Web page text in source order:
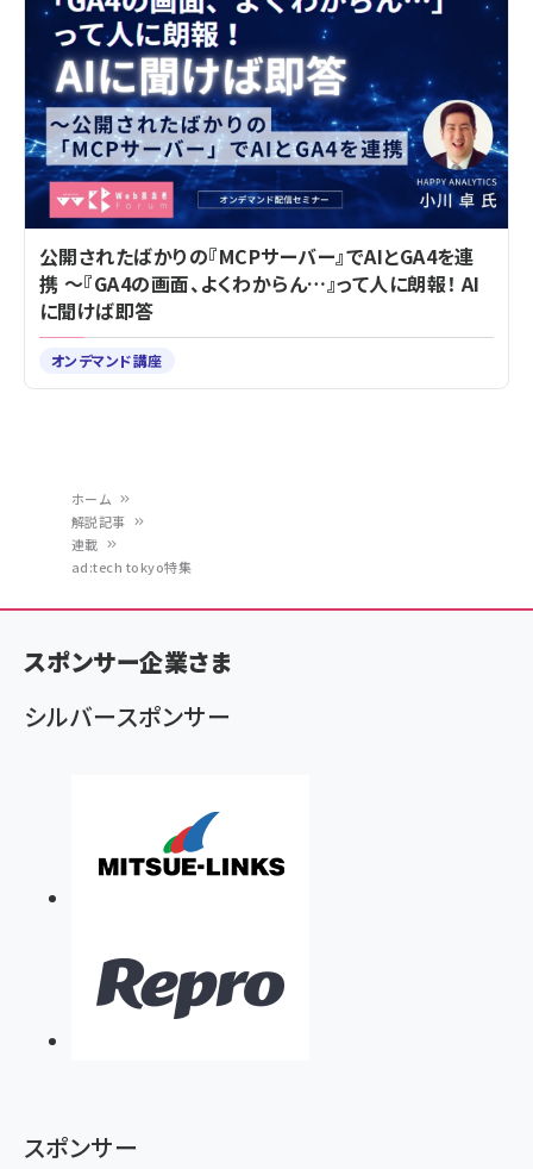
く
ず
ホーム
解説記事
連載
ad:tech tokyo特集
公開されたばかりの『MCPサーバー』でAIとGA4を連
携 ～『GA4の画面、よくわからん…』って人に朗報！ AI
に聞けば即答
オンデマンド講座
スポンサー企業さま
シルバースポンサー
スポンサー